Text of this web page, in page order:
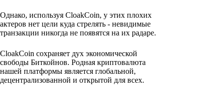
Однако, используя CloakCoin, у этих плохих
актеров нет цели куда стрелять - невидимые
транзакции никогда не появятся на их радаре.
CloakCoin сохраняет дух экономической
свободы Биткойнов. Родная криптовалюта
нашей платформы является глобальной,
децентрализованной и открытой для всех.